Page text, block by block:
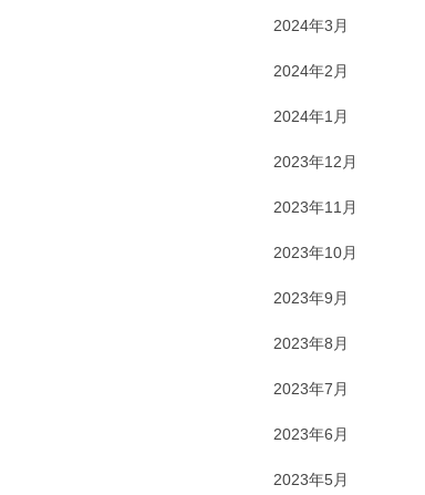
2024年3月
2024年2月
2024年1月
2023年12月
2023年11月
2023年10月
2023年9月
2023年8月
2023年7月
2023年6月
2023年5月